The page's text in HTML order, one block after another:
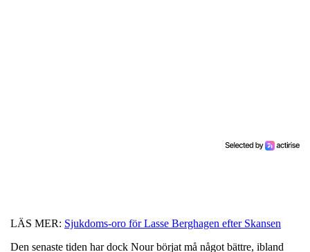
LÄS MER: Sjukdoms-oro för Lasse Berghagen efter Skansen
Den senaste tiden har dock Nour börjat må något bättre, ibland